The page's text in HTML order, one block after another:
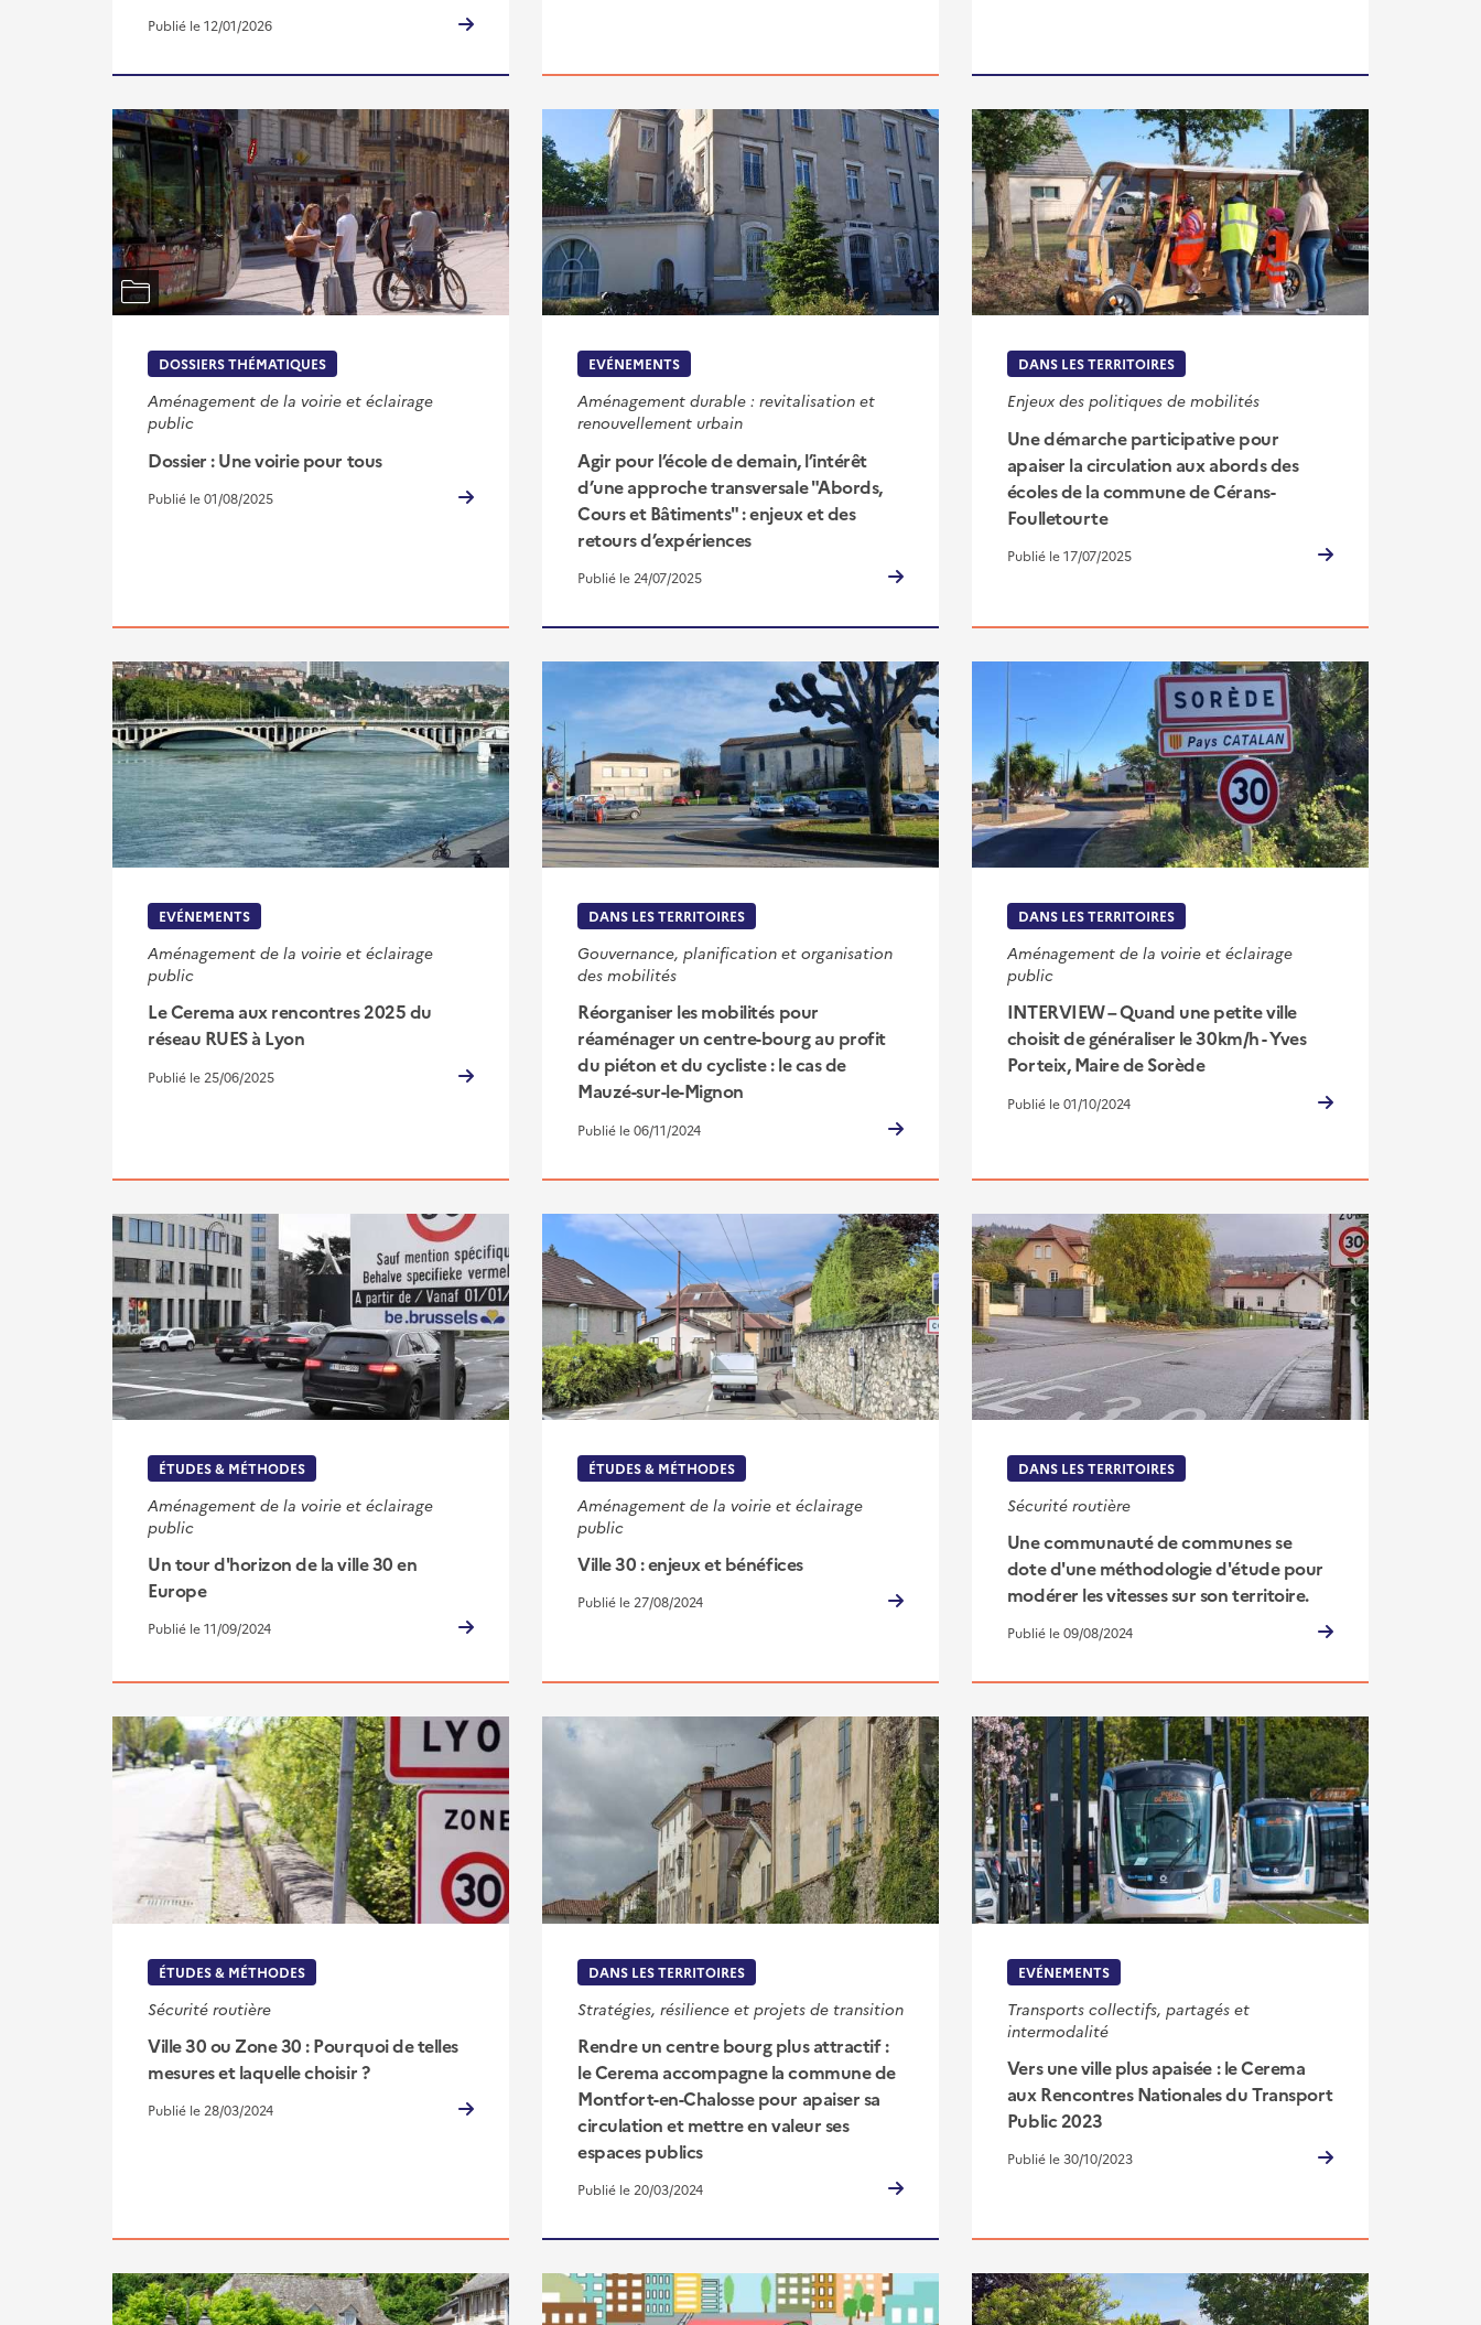
Publié le 12/01/2026
DOSSIERS THÉMATIQUES
Aménagement de la voirie et éclairage
public
Dossier : Une voirie pour tous
Publié le 01/08/2025
EVÉNEMENTS
Aménagement durable : revitalisation et
renouvellement urbain
Agir pour l’école de demain, l’intérêt
d’une approche transversale "Abords,
Cours et Bâtiments" : enjeux et des
retours d’expériences
Publié le 24/07/2025
DANS LES TERRITOIRES
Enjeux des politiques de mobilités
Une démarche participative pour
apaiser la circulation aux abords des
écoles de la commune de Cérans-
Foulletourte
Publié le 17/07/2025
EVÉNEMENTS
Aménagement de la voirie et éclairage
public
Le Cerema aux rencontres 2025 du
réseau RUES à Lyon
Publié le 25/06/2025
DANS LES TERRITOIRES
Gouvernance, planification et organisation
des mobilités
Réorganiser les mobilités pour
réaménager un centre-bourg au profit
du piéton et du cycliste : le cas de
Mauzé-sur-le-Mignon
Publié le 06/11/2024
DANS LES TERRITOIRES
Aménagement de la voirie et éclairage
public
INTERVIEW – Quand une petite ville
choisit de généraliser le 30km/h - Yves
Porteix, Maire de Sorède
Publié le 01/10/2024
ÉTUDES & MÉTHODES
Aménagement de la voirie et éclairage
public
Un tour d'horizon de la ville 30 en
Europe
Publié le 11/09/2024
ÉTUDES & MÉTHODES
Aménagement de la voirie et éclairage
public
Ville 30 : enjeux et bénéfices
Publié le 27/08/2024
DANS LES TERRITOIRES
Sécurité routière
Une communauté de communes se
dote d'une méthodologie d'étude pour
modérer les vitesses sur son territoire.
Publié le 09/08/2024
ÉTUDES & MÉTHODES
Sécurité routière
Ville 30 ou Zone 30 : Pourquoi de telles
mesures et laquelle choisir ?
Publié le 28/03/2024
DANS LES TERRITOIRES
Stratégies, résilience et projets de transition
Rendre un centre bourg plus attractif :
le Cerema accompagne la commune de
Montfort-en-Chalosse pour apaiser sa
circulation et mettre en valeur ses
espaces publics
Publié le 20/03/2024
EVÉNEMENTS
Transports collectifs, partagés et
intermodalité
Vers une ville plus apaisée : le Cerema
aux Rencontres Nationales du Transport
Public 2023
Publié le 30/10/2023